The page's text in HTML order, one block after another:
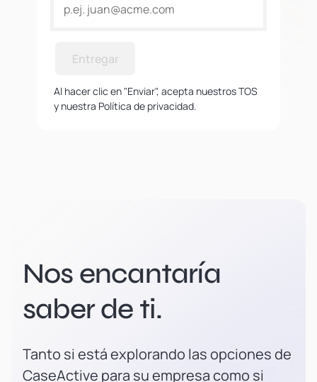
Entregar
Al hacer clic en "Enviar", acepta nuestros TOS
y nuestra Política de privacidad.
Nos encantaría
saber de ti.
Tanto si está explorando las opciones de
CaseActive para su empresa como si